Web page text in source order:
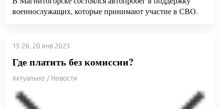
военнослужащих, которые принимают участие в СВО.
15:26, 20 янв 2023
Где платить без комиссии?
Актуально / Новости